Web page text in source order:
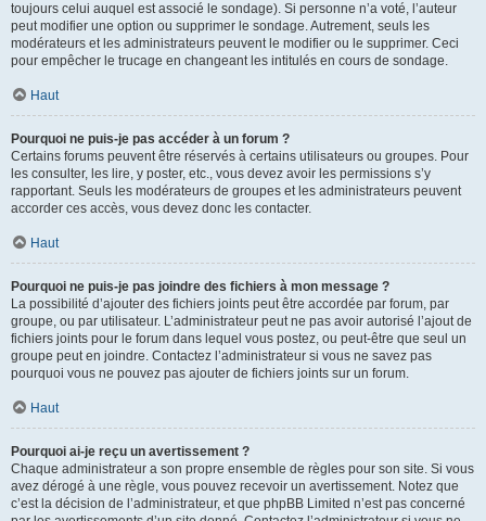
toujours celui auquel est associé le sondage). Si personne n’a voté, l’auteur
peut modifier une option ou supprimer le sondage. Autrement, seuls les
modérateurs et les administrateurs peuvent le modifier ou le supprimer. Ceci
pour empêcher le trucage en changeant les intitulés en cours de sondage.
Haut
Pourquoi ne puis-je pas accéder à un forum ?
Certains forums peuvent être réservés à certains utilisateurs ou groupes. Pour
les consulter, les lire, y poster, etc., vous devez avoir les permissions s’y
rapportant. Seuls les modérateurs de groupes et les administrateurs peuvent
accorder ces accès, vous devez donc les contacter.
Haut
Pourquoi ne puis-je pas joindre des fichiers à mon message ?
La possibilité d’ajouter des fichiers joints peut être accordée par forum, par
groupe, ou par utilisateur. L’administrateur peut ne pas avoir autorisé l’ajout de
fichiers joints pour le forum dans lequel vous postez, ou peut-être que seul un
groupe peut en joindre. Contactez l’administrateur si vous ne savez pas
pourquoi vous ne pouvez pas ajouter de fichiers joints sur un forum.
Haut
Pourquoi ai-je reçu un avertissement ?
Chaque administrateur a son propre ensemble de règles pour son site. Si vous
avez dérogé à une règle, vous pouvez recevoir un avertissement. Notez que
c’est la décision de l’administrateur, et que phpBB Limited n’est pas concerné